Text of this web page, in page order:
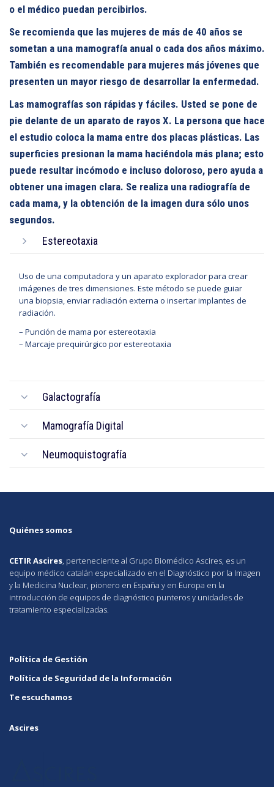
o el médico puedan percibirlos.
Se recomienda que las mujeres de más de 40 años se
sometan a una mamografía anual o cada dos años máximo.
También es recomendable para mujeres más jóvenes que
presenten un mayor riesgo de desarrollar la enfermedad.
Las mamografías son rápidas y fáciles. Usted se pone de
pie delante de un aparato de rayos X. La persona que hace
el estudio coloca la mama entre dos placas plásticas. Las
superficies presionan la mama haciéndola más plana; esto
puede resultar incómodo e incluso doloroso, pero ayuda a
obtener una imagen clara. Se realiza una radiografía de
cada mama, y la obtención de la imagen dura sólo unos
segundos.
Estereotaxia
Uso de una computadora y un aparato explorador para crear
imágenes de tres dimensiones. Este método se puede guiar
una biopsia, enviar radiación externa o insertar implantes de
radiación.
– Punción de mama por estereotaxia
– Marcaje prequirúrgico por estereotaxia
Galactografía
Mamografía Digital
Neumoquistografía
Quiénes somos
CETIR Ascires, perteneciente al Grupo Biomédico Ascires, es un
equipo médico catalán especializado en el Diagnóstico por la Imagen
y la Medicina Nuclear, pionero en España y en Europa en la
introducción de equipos de diagnóstico punteros y unidades de
tratamiento especializadas.
Política de Gestión
Política de Seguridad de la Información
Te escuchamos
Ascires